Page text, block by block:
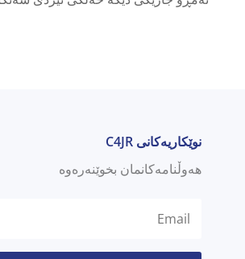
نوێکاریەکانی C4JR
هەوڵنامەکانمان بخوێنەرەوە